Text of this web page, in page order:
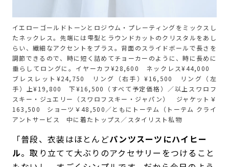
イエローゴールドトーンとロジウム・プレーティングをミックスし
たネックレス。先端には雫型とラウンドカットのクリスタルをあし
らい、繊細なアクセントをプラス。背面のスライドボールで長さを
調節できるので、時に短く詰めてチョーカーのように、時に長めに
垂らしてロングに。イヤーカフ¥28,600 ネックレス¥44,000
ブレスレット¥24,750 リング（右手）¥16,500 リング（左
手）上¥19,800 下¥16,500（すべて予定価格）／以上スワロフ
スキー・ジュエリー（スワロフスキー・ジャパン） ジャケット￥
163,500 ショーツ￥48,500／ともにトーテム（トーテム クライ
アントサービス 中に着たトップス／スタイリスト私物
「普段、衣装はほとんどパンツスーツにハイヒー
ル。取り立てて大ぶりのアクセサリーをつけること